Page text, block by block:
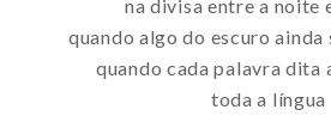
na divisa entre a noite
quando algo do escuro ainda
quando cada palavra dita
toda a língua